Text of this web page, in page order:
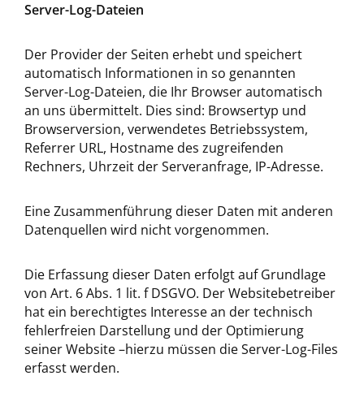
Server-Log-Dateien
Der Provider der Seiten erhebt und speichert
automatisch Informationen in so genannten
Server-Log-Dateien, die Ihr Browser automatisch
an uns übermittelt. Dies sind: Browsertyp und
Browserversion, verwendetes Betriebssystem,
Referrer URL, Hostname des zugreifenden
Rechners, Uhrzeit der Serveranfrage, IP-Adresse.
Eine Zusammenführung dieser Daten mit anderen
Datenquellen wird nicht vorgenommen.
Die Erfassung dieser Daten erfolgt auf Grundlage
von Art. 6 Abs. 1 lit. f DSGVO. Der Websitebetreiber
hat ein berechtigtes Interesse an der technisch
fehlerfreien Darstellung und der Optimierung
seiner Website –hierzu müssen die Server-Log-Files
erfasst werden.